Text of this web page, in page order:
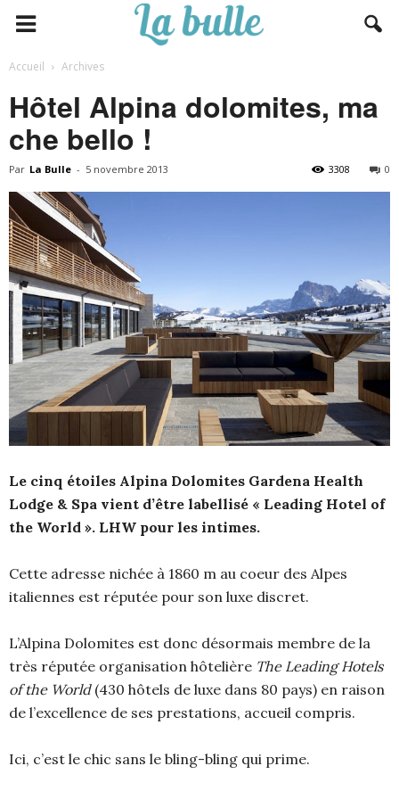
Accueil Archives
Hôtel Alpina dolomites, ma
che bello !
Par La Bulle - 5 novembre 2013 0
3308
Le cinq étoiles Alpina Dolomites Gardena Health
Lodge & Spa vient d’être labellisé « Leading Hotel of
the World ». LHW pour les intimes.
Cette adresse nichée à 1860 m au coeur des Alpes
italiennes est réputée pour son luxe discret.
L’Alpina Dolomites est donc désormais membre de la
très réputée organisation hôtelière The Leading Hotels
of the World(430 hôtels de luxe dans 80 pays) en raison
de l’excellence de ses prestations, accueil compris.
Ici, c’est le chic sans le bling-bling qui prime.